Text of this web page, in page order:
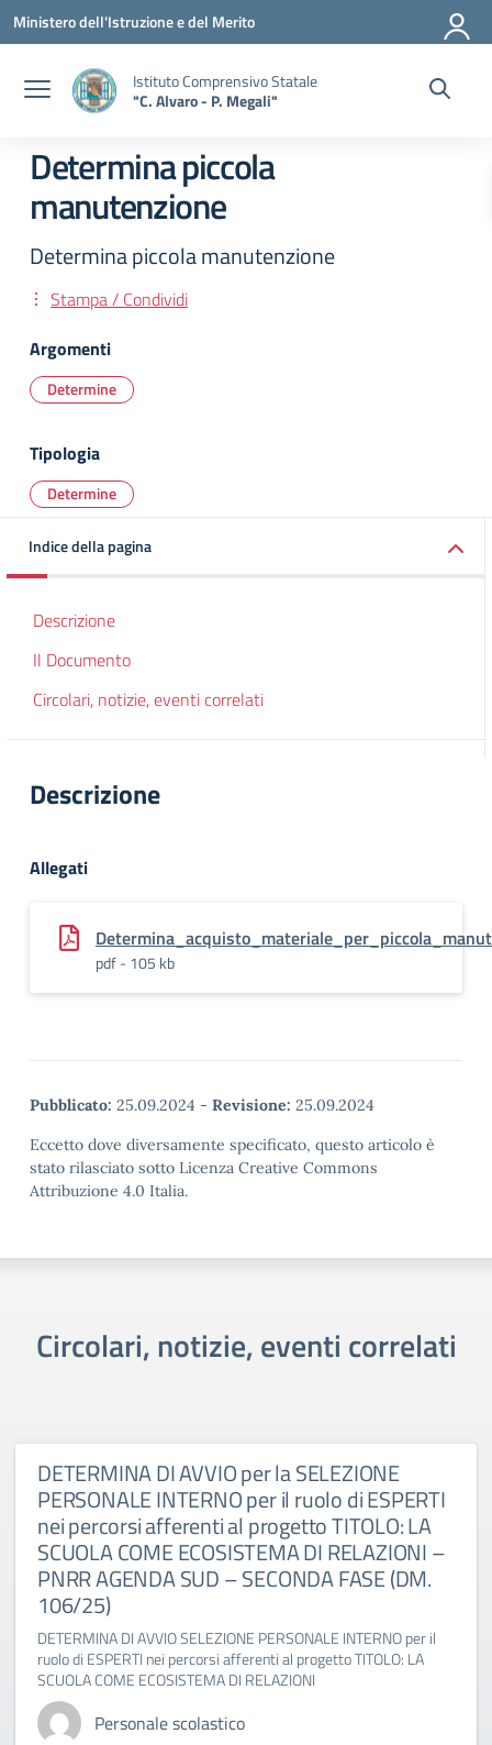
Vai ai contenuti
Vai al menu di navigazione
Vai al footer
Ministero dell'Istruzione e del Merito
Istituto Comprensivo Statale
"C. Alvaro - P. Megali"
Determina piccola
manutenzione
Determina piccola manutenzione
Stampa / Condividi
Argomenti
Determine
Tipologia
Determine
Indice della pagina
Descrizione
Il Documento
Circolari, notizie, eventi correlati
Descrizione
Allegati
pdf - 105 kb
Pubblicato: 25.09.2024 - Revisione: 25.09.2024
Eccetto dove diversamente specificato, questo articolo è
stato rilasciato sotto Licenza Creative Commons
Attribuzione 4.0 Italia.
Circolari, notizie, eventi correlati
DETERMINA DI AVVIO per la SELEZIONE
PERSONALE INTERNO per il ruolo di ESPERTI
nei percorsi afferenti al progetto TITOLO: LA
SCUOLA COME ECOSISTEMA DI RELAZIONI –
PNRR AGENDA SUD – SECONDA FASE (DM.
106/25)
DETERMINA DI AVVIO SELEZIONE PERSONALE INTERNO per il
ruolo di ESPERTI nei percorsi afferenti al progetto TITOLO: LA
SCUOLA COME ECOSISTEMA DI RELAZIONI
Personale scolastico